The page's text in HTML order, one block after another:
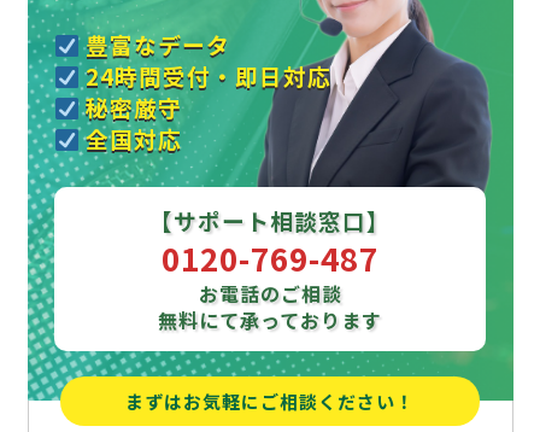
豊富なデータ
24時間受付・即日対応
秘密厳守
全国対応
【サポート相談窓口】
0120-769-487
お電話のご相談
無料にて承っております
まずはお気軽にご相談ください！